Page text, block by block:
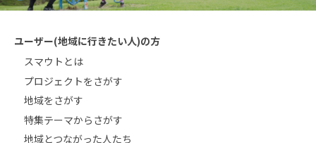
ユーザー(地域に行きたい人)の方
スマウトとは
プロジェクトをさがす
地域をさがす
特集テーマからさがす
地域とつながった人たち